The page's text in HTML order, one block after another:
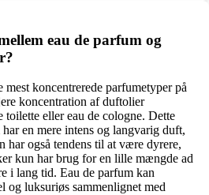
eau de parfum og
mest koncentrerede parfumetyper på
koncentration af duftolier
toilette eller eau de cologne. Dette
en mere intens og langvarig duft,
har også tendens til at være dyrere,
kun har brug for en lille mængde ad
i lang tid. Eau de parfum kan
og luksuriøs sammenlignet med